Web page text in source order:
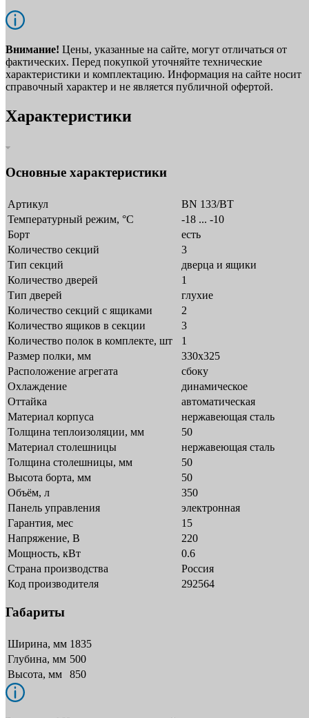
Внимание! Цены, указанные на сайте, могут отличаться от
фактических. Перед покупкой уточняйте технические
характеристики и комплектацию. Информация на сайте носит
справочный характер и не является публичной офертой.
Характеристики
Основные характеристики
Артикул
BN 133/BT
Температурный режим, °C
-18 ... -10
Борт
есть
Количество секций
3
Тип секций
дверца и ящики
Количество дверей
1
Тип дверей
глухие
Количество секций с ящиками
2
Количество ящиков в секции
3
Количество полок в комплекте, шт
1
Размер полки, мм
330x325
Расположение агрегата
сбоку
Охлаждение
динамическое
Оттайка
автоматическая
Материал корпуса
нержавеющая сталь
Толщина теплоизоляции, мм
50
Материал столешницы
нержавеющая сталь
Толщина столешницы, мм
50
Высота борта, мм
50
Объём, л
350
Панель управления
электронная
Гарантия, мес
15
Напряжение, В
220
Мощность, кВт
0.6
Страна производства
Россия
Код производителя
292564
Габариты
Ширина, мм 1835
Глубина, мм 500
Высота, мм
850